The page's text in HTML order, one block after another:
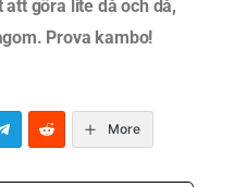
göra lite då och då,
Prova kambo!
More